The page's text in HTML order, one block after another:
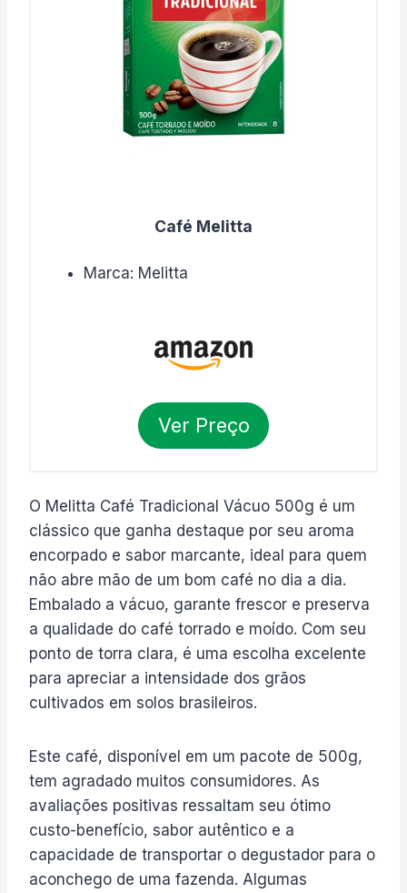
Café Melitta
Marca: Melitta
Ver Preço
O Melitta Café Tradicional Vácuo 500g é um
clássico que ganha destaque por seu aroma
encorpado e sabor marcante, ideal para quem
não abre mão de um bom café no dia a dia.
Embalado a vácuo, garante frescor e preserva
a qualidade do café torrado e moído. Com seu
ponto de torra clara, é uma escolha excelente
para apreciar a intensidade dos grãos
cultivados em solos brasileiros.
Este café, disponível em um pacote de 500g,
tem agradado muitos consumidores. As
avaliações positivas ressaltam seu ótimo
custo-benefício, sabor autêntico e a
capacidade de transportar o degustador para o
aconchego de uma fazenda. Algumas